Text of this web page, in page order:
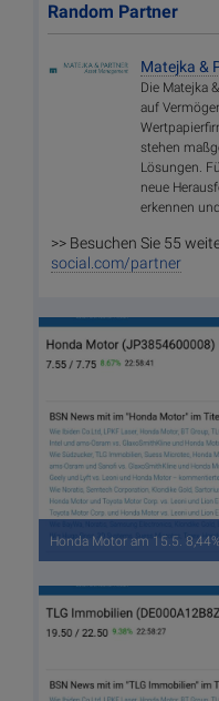
Random Partner
Matejka &
Die Matejka
auf
stehen
Lösungen.
neue
erkennen
>> Besuchen Sie 55
social.com/partner
Honda Motor am 15.5.